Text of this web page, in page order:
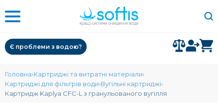
Є проблеми з водою?
Головна Картриджі та витратні матеріали
Картриджі для фільтрів води Вугільні картриджі
Картридж Kaplya CFC-L з гранульованого вугілля